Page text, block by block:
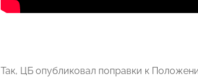
Так, ЦБ опубликовал поправки к